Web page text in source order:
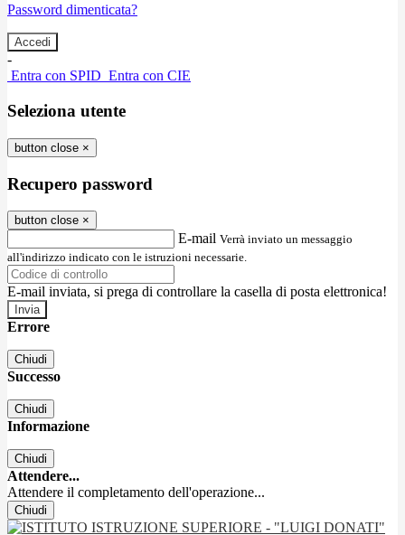
Password dimenticata?
-
Entra con SPID Entra con CIE
Seleziona utente
button close ×
Recupero password
button close ×
E-mail Verrà inviato un messaggio
all'indirizzo indicato con le istruzioni necessarie.
E-mail inviata, si prega di controllare la casella di posta elettronica!
Errore
Chiudi
Successo
Chiudi
Informazione
Chiudi
Attendere...
Attendere il completamento dell'operazione...
Chiudi